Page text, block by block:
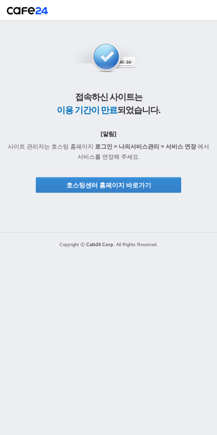
접속하신 사이트는
이용 기간이 만료되었습니다.
[알림]
사이트 관리자는 호스팅 홈페이지 로그인 > 나의서비스관리 > 서비스 연장에서
서비스를 연장해 주세요.
호스팅센터 홈페이지 바로가기
Copyright ⓒ Cafe24 Corp. All Rights Reserved.